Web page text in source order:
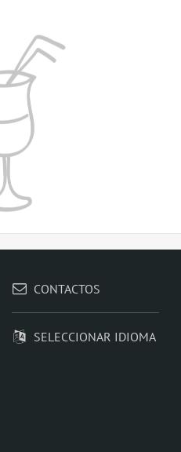
CONTACTOS
SELECCIONAR IDIOMA